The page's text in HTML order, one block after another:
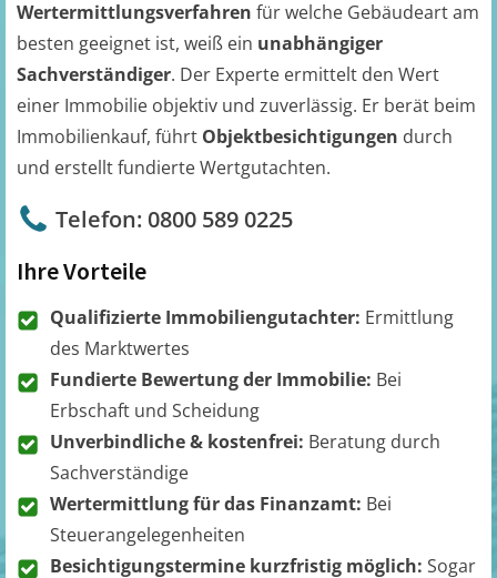
Wertermittlungsverfahren für welche Gebäudeart am
besten geeignet ist, weiß ein unabhängiger
Sachverständiger. Der Experte ermittelt den Wert
einer Immobilie objektiv und zuverlässig. Er berät beim
Immobilienkauf, führt Objektbesichtigungen durch
und erstellt fundierte Wertgutachten.
Telefon: 0800 589 0225
Ihre Vorteile
Qualifizierte Immobiliengutachter: Ermittlung
des Marktwertes
Fundierte Bewertung der Immobilie: Bei
Erbschaft und Scheidung
Unverbindliche & kostenfrei: Beratung durch
Sachverständige
Wertermittlung für das Finanzamt: Bei
Steuerangelegenheiten
Besichtigungstermine kurzfristig möglich: Sogar